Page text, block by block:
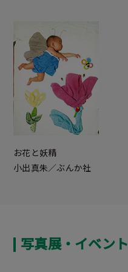
お花と妖精
小出真朱／ぶんか社
写真展・イベント